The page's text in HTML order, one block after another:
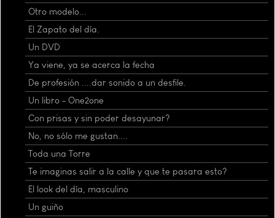
Otro modelo...
El Zapato del día.
Un DVD
Ya viene, ya se acerca la fecha
De profesión ....dar sonido a un desfile.
Un libro - One2one
Con prisas y sin poder desayunar?
No, no sólo me gustan....
Toda una Torre
Te imaginas salir a la calle y que te pasara esto?
El look del día, masculino
Un guiño